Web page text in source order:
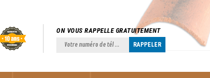
ON VOUS RAPPELLE GRATUITEMENT